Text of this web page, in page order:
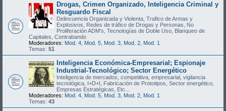
Drogas, Crimen Organizado, Inteligencia Criminal y
Resguardo Fiscal
Delincuencia Organizada y Violenta, Trafico de Armas y
Explosivos, Redes de tráfico de Drogas y Personas, No
Proliferación ADM's, Tecnologías de Doble Uso, Blanqueo de
Capitales, Contrabando
Moderadores: Mod. 4 Mod. 5 Mod. 3 Mod. 2 Mod. 1
Temas: 51
Inteligencia Económica-Empresarial; Espionaje
Industrial-Tecnológico; Sector Energético
Inteligencia de mercados, competitiva, empresarial, vigilancia
tecnológica, I+D+I, Fabricación de Prototipos, Sector energético,
Empresas Estratégicas, Etc...
Moderadores: Mod. 4 Mod. 5 Mod. 3 Mod. 2 Mod. 1
Temas: 43